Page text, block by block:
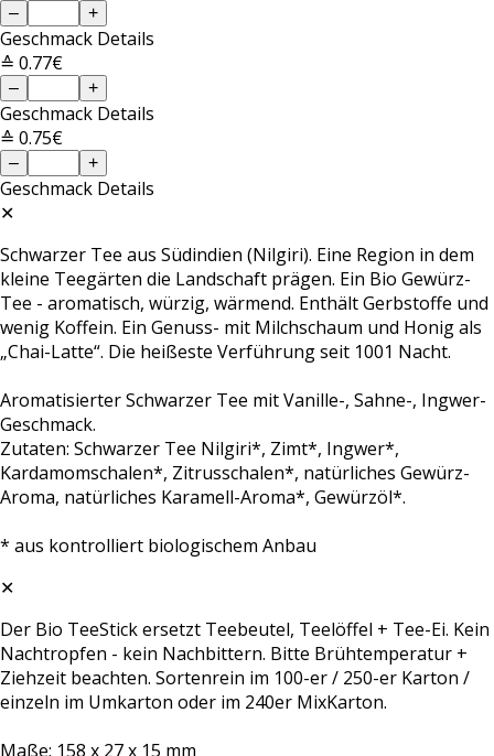
– +
Geschmack Details
≙ 0.77€
– +
Geschmack Details
≙ 0.75€
– +
Geschmack Details
✕
Schwarzer Tee aus Südindien (Nilgiri). Eine Region in dem
kleine Teegärten die Landschaft prägen. Ein Bio Gewürz-
Tee - aromatisch, würzig, wärmend. Enthält Gerbstoffe und
wenig Koffein. Ein Genuss- mit Milchschaum und Honig als
„Chai-Latte“. Die heißeste Verführung seit 1001 Nacht.
Aromatisierter Schwarzer Tee mit Vanille-, Sahne-, Ingwer-
Geschmack.
Zutaten: Schwarzer Tee Nilgiri*, Zimt*, Ingwer*,
Kardamomschalen*, Zitrusschalen*, natürliches Gewürz-
Aroma, natürliches Karamell-Aroma*, Gewürzöl*.
* aus kontrolliert biologischem Anbau
✕
Der Bio TeeStick ersetzt Teebeutel, Teelöffel + Tee-Ei. Kein
Nachtropfen - kein Nachbittern. Bitte Brühtemperatur +
Ziehzeit beachten. Sortenrein im 100-er / 250-er Karton /
einzeln im Umkarton oder im 240er MixKarton.
Maße: 158 x 27 x 15 mm